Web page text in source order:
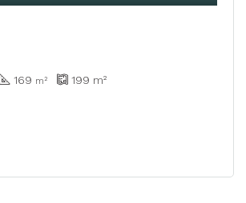
169 m² 199 m²